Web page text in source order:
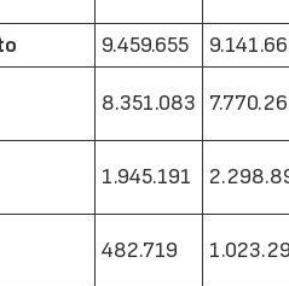
9.459.655
8.351.083
1.945.191
482.719